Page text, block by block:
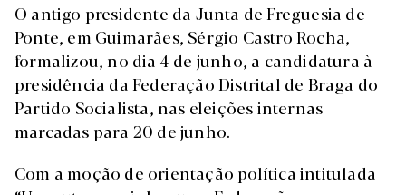
O antigo presidente da Junta de Freguesia de
Ponte, em Guimarães, Sérgio Castro Rocha,
formalizou, no dia 4 de junho, a candidatura à
presidência da Federação Distrital de Braga do
Partido Socialista, nas eleições internas
marcadas para 20 de junho.
Com a moção de orientação política intitulada